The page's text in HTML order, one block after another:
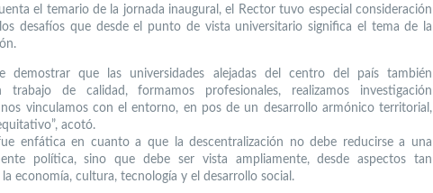
el temario de la jornada inaugural, el Rector tuvo especial consideración
desafíos que desde el punto de vista universitario significa el tema de la
demostrar que las universidades alejadas del centro del país también
trabajo de calidad, formamos profesionales, realizamos investigación
vinculamos con el entorno, en pos de un desarrollo armónico territorial,
acotó.
enfática en cuanto a que la descentralización no debe reducirse a una
política, sino que debe ser vista ampliamente, desde aspectos tan
economía, cultura, tecnología y el desarrollo social.